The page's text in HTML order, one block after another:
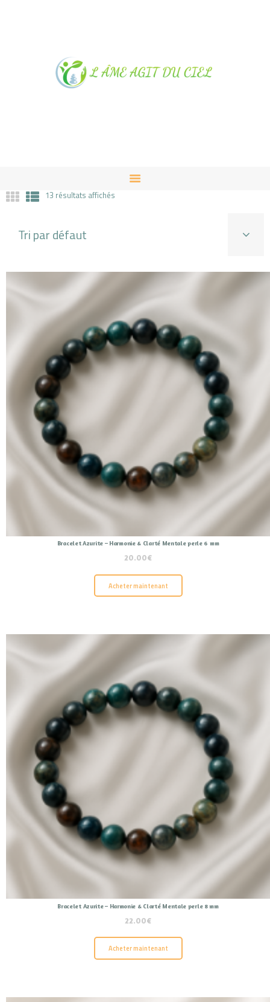
NOTRE MAGASIN À
ALBUSSAC
13 résultats affichés
Bracelet Azurite – Harmonie & Clarté Mentale perle 6 mm
20.00€
Acheter maintenant
Bracelet Azurite – Harmonie & Clarté Mentale perle 8 mm
22.00€
Acheter maintenant